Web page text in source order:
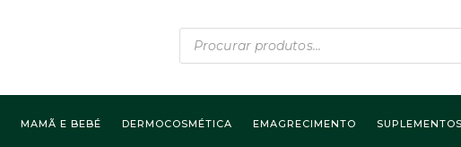
Products
search
MAMÃ E BEBÉ DERMOCOSMÉTICA EMAGRECIMENTO SUPLEMENTOS